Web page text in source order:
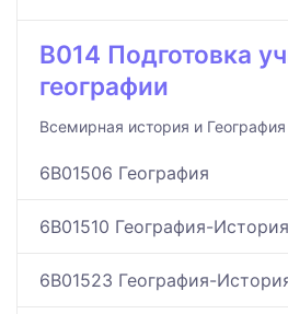
B014 Подготовка
географии
Всемирная история и География
6B01506 География
6B01510 География-История
6B01523 География-